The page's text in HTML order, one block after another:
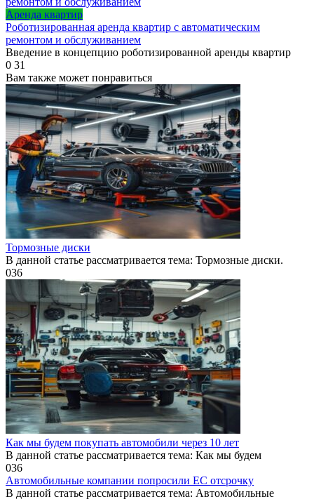
Аренда квартир
Роботизированная аренда квартир с автоматическим
ремонтом и обслуживанием
Введение в концепцию роботизированной аренды квартир
0 31
Вам также может понравиться
Тормозные диски
В данной статье рассматривается тема: Тормозные диски.
036
Как мы будем покупать автомобили через 10 лет
В данной статье рассматривается тема: Как мы будем
036
Автомобильные компании попросили ЕС отсрочку
В данной статье рассматривается тема: Автомобильные